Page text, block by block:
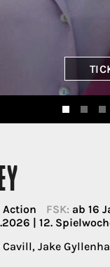
Action FSK: ab 16
| 12.
Cavill, Jake